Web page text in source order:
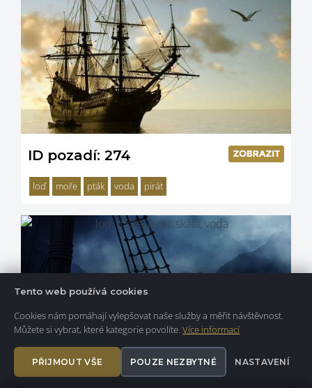
ID pozadí: 274
loď moře pták voda pirát
Tento web používá cookies
Cookies nám pomáhají vylepšovat naše služby a měřit návštěvnost.
Můžete si vybrat, které kategorie povolíte. Více informací
PŘIJMOUT VŠE POUZE NEZBYTNÉ NASTAVENÍ